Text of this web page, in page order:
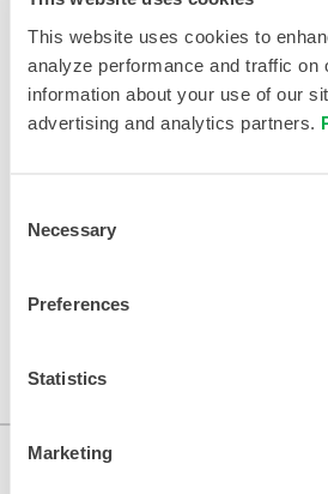
This website uses cookies to
analyze performance and traffic on
information about your use of our
advertising and analytics partners.
Selection
Necessary
Preferences
Statistics
Marketing
TABLEAU DES TAILLES
VÊTEMENTS JETABLES
CHIMIQUES
Disponible dans ces régions de vente